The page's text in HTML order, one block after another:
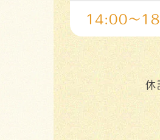
14:00～
休